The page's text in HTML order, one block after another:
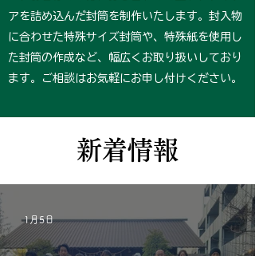
アを詰め込んだ封筒を制作いたします。封入物
に合わせた特殊サイズ封筒や、特殊紙を使用し
た封筒の作成など、幅広くお取り扱いしており
ます。ご相談はお気軽にお申し付けください。
新着情報
1月5日